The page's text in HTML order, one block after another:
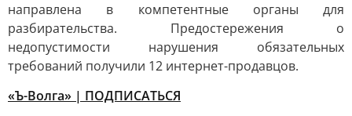
направлена в компетентные органы для
разбирательства. Предостережения о
недопустимости нарушения обязательных
требований получили 12 интернет-продавцов.
«Ъ-Волга» | ПОДПИСАТЬСЯ